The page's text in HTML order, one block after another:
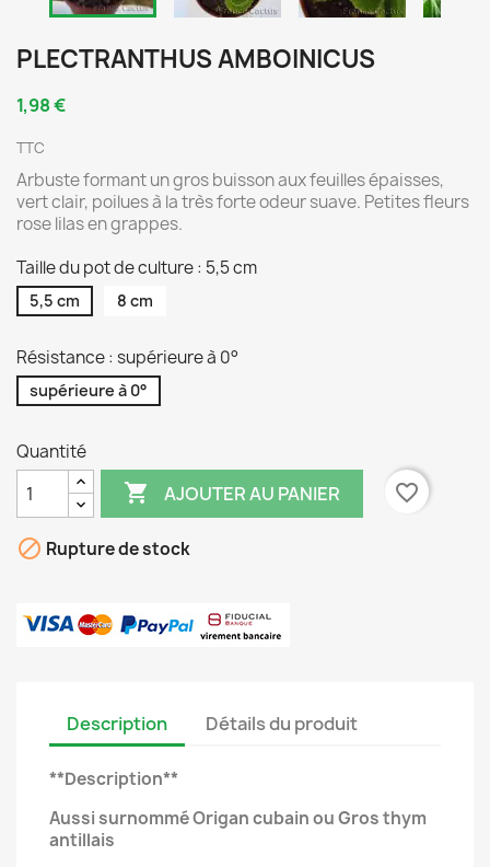
PLECTRANTHUS AMBOINICUS
1,98 €
TTC
Arbuste formant un gros buisson aux feuilles épaisses,
vert clair, poilues à la très forte odeur suave. Petites fleurs
rose lilas en grappes.
Taille du pot de culture : 5,5 cm
5,5 cm 8 cm
Résistance : supérieure à 0°
supérieure à 0°
Quantité
 AJOUTER AU PANIER favorite_border
 Rupture de stock
Description Détails du produit
**Description**
Aussi surnommé Origan cubain ou Gros thym
antillais